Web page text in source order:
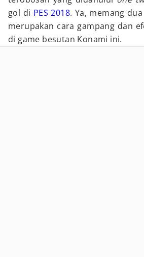
gol di PES 2018. Ya, memang
merupakan cara gampang dan
di game besutan Konami ini.